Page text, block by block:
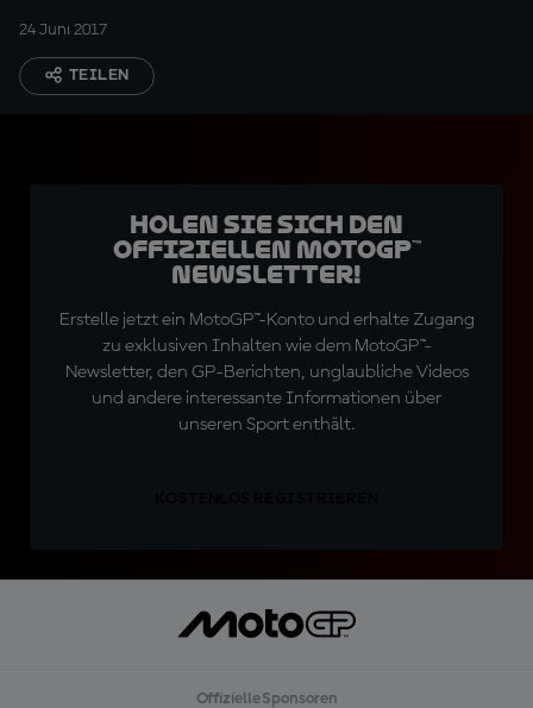
24 Juni 2017
TEILEN
Holen Sie sich den
offiziellen MotoGP™
Newsletter!
Erstelle jetzt ein MotoGP™-Konto und erhalte Zugang
zu exklusiven Inhalten wie dem MotoGP™-
Newsletter, den GP-Berichten, unglaubliche Videos
und andere interessante Informationen über
unseren Sport enthält.
Offizielle Sponsoren